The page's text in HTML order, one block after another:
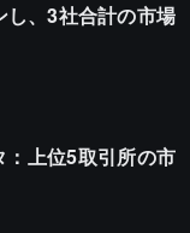
、3社合計の市場
上位5取引所の市